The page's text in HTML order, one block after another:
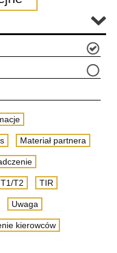
Materiał partnera
T1/T2 TIR
Uwaga
kierowców